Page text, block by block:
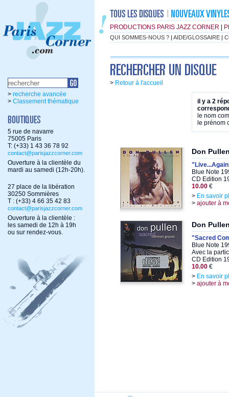
PRODUCTIONS PARIS JAZZ CORNER
QUI SOMMES-NOUS ? | AIDE/GLOSSAIRE |
> recherche avancée
> Classement thématique
5 rue de navarre
75005 Paris
T: (+33) 1 43 36 78 92
contact@parisjazzcorner.com
Ouverture à la clientèle du
mardi au samedi (12h-20h).
27 place de la libération
30250 Sommières
T : (+33) 4 66 35 42 83
contact@parisjazzcorner.com
Ouverture à la clientèle :
les samedi de 12h à 19h
ou sur rendez-vous.
> Retour à l'accueil
il y a 2
le nom
le prénom
Don
Blue Note
CD Edition
10.00 €
> En savoir
> ajouter à
Don
"Sacred
Blue Note
Avec la
CD Edition
10.00 €
> En savoir
> ajouter à